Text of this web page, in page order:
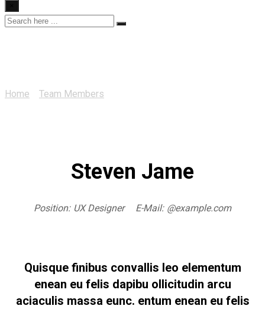
Home Team Members
Steven Jame
Position: UX Designer E-Mail: @example.com
Quisque finibus convallis leo elementum
enean eu felis dapibu ollicitudin arcu
aciaculis massa eunc. entum enean eu felis